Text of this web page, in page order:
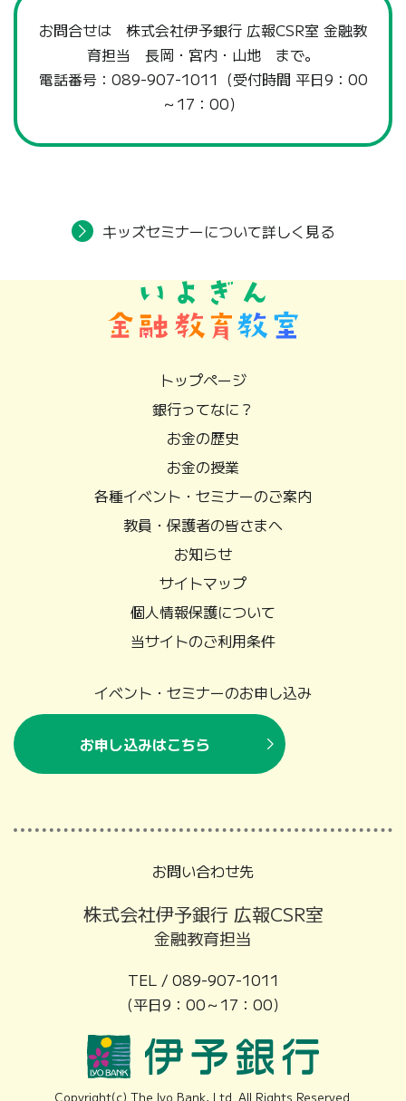
お問合せは 株式会社伊予銀行 広報CSR室 金融教
育担当 長岡・宮内・山地 まで。
電話番号： 089-907-1011 （受付時間 平日9：00
～17：00）
キッズセミナーについて詳しく見る
トップページ
銀行ってなに？
お金の歴史
お金の授業
各種イベント・セミナーのご案内
教員・保護者の皆さまへ
お知らせ
サイトマップ
個人情報保護について
当サイトのご利用条件
イベント・セミナーのお申し込み
お申し込みはこちら
お問い合わせ先
株式会社伊予銀行 広報CSR室
金融教育担当
TEL / 089-907-1011
（平日9：00～17：00）
Copyright(c) The Iyo Bank, Ltd. All Rights Reserved.